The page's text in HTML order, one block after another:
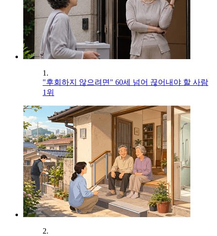
1.
"후회하지 않으려면" 60세 넘어 끊어내야 할 사람
1위
2.